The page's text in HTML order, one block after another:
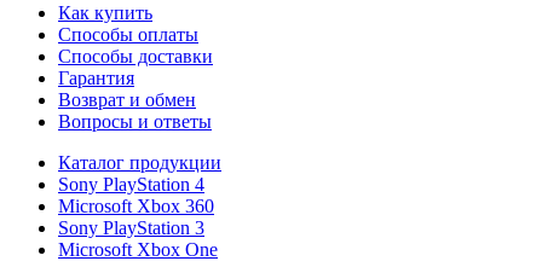
Как купить
Способы оплаты
Способы доставки
Гарантия
Возврат и обмен
Вопросы и ответы
Каталог продукции
Sony PlayStation 4
Microsoft Xbox 360
Sony PlayStation 3
Microsoft Xbox One